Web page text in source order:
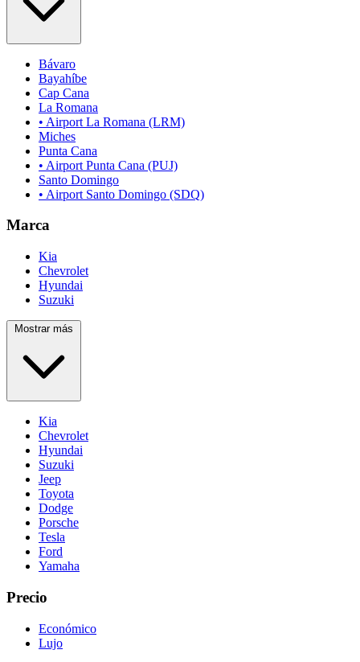
Bávaro
Bayahíbe
Cap Cana
La Romana
• Airport La Romana (LRM)
Miches
Punta Cana
• Airport Punta Cana (PUJ)
Santo Domingo
• Airport Santo Domingo (SDQ)
Marca
Kia
Chevrolet
Hyundai
Suzuki
Mostrar más
Kia
Chevrolet
Hyundai
Suzuki
Jeep
Toyota
Dodge
Porsche
Tesla
Ford
Yamaha
Precio
Económico
Lujo